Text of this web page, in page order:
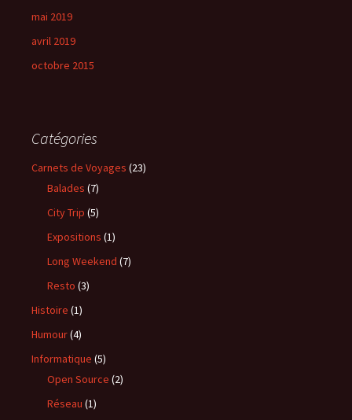
mai 2019
avril 2019
octobre 2015
Catégories
Carnets de Voyages (23)
Balades (7)
City Trip (5)
Expositions (1)
Long Weekend (7)
Resto (3)
Histoire (1)
Humour(4)
Informatique (5)
Open Source (2)
Réseau (1)